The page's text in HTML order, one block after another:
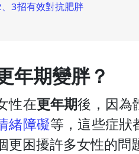
3招有效對抗肥胖
年期變胖？
性在更年期後，因為
緒障礙等，這些症狀
更困擾許多女性的問